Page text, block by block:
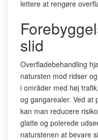
lettere at rengøre
slid
Overfladebehandling
natursten mod ridser
i områder med høj
og gangarealer. Ved at
kan man reducere
glatte og polerede
naturstenen at bevare